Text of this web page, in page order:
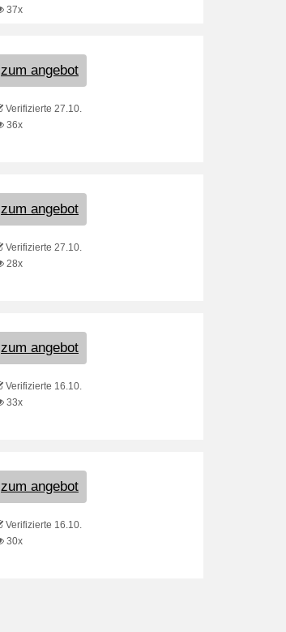
37x
zum angebot
Verifizierte 27.10.
36x
zum angebot
Verifizierte 27.10.
28x
zum angebot
Verifizierte 16.10.
33x
zum angebot
Verifizierte 16.10.
30x